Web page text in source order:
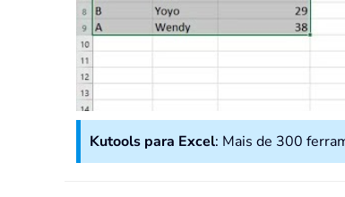
Kutools para Excel: Mais de 300